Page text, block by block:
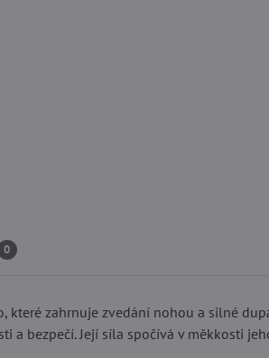
0
zahrnuje zvedání nohou a silné
bezpečí. Její síla spočívá v měkkosti